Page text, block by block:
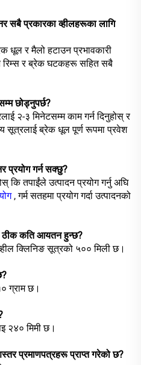
सबै प्रकारका व्हीलहरूका लागि
धूल र मैलो हटाउन प्रभावकारी
रिम्स र ब्रेक घटकहरू सहित सबै
छोड्नुपर्छ?
२-३ मिनेटसम्म काम गर्न दिनुहोस् र
सूत्रलाई ब्रेक धूल पूर्ण रूपमा प्रवेश
प्रयोग गर्न सक्छु?
कि तपाईंले उत्पादन प्रयोग गर्नु अघि
, गर्म सतहमा प्रयोग गर्दा उत्पादनको
ठीक कति आयतन हुन्छ?
क्लिनिङ सूत्रको ५०० मिली छ।
ग्राम छ।
२४० मिमी छ।
प्रमाणपत्रहरू प्राप्त गरेको छ?